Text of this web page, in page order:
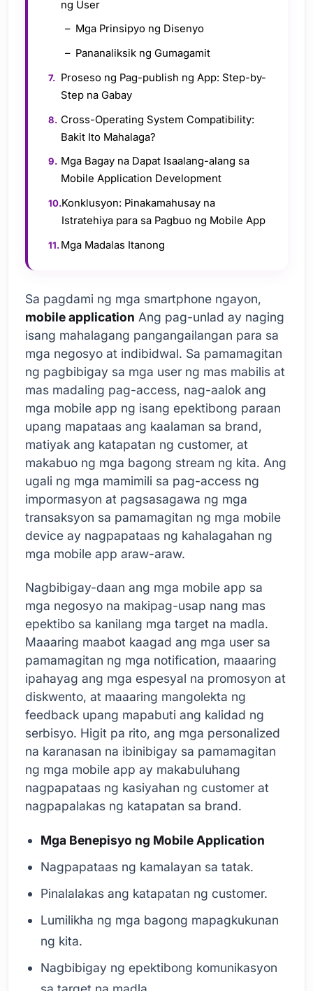
ng User
Mga Prinsipyo ng Disenyo
Pananaliksik ng Gumagamit
Proseso ng Pag-publish ng App: Step-by-
Step na Gabay
Cross-Operating System Compatibility:
Bakit Ito Mahalaga?
Mga Bagay na Dapat Isaalang-alang sa
Mobile Application Development
Konklusyon: Pinakamahusay na
Istratehiya para sa Pagbuo ng Mobile App
Mga Madalas Itanong
Sa pagdami ng mga smartphone ngayon,
mobile application Ang pag-unlad ay naging
isang mahalagang pangangailangan para sa
mga negosyo at indibidwal. Sa pamamagitan
ng pagbibigay sa mga user ng mas mabilis at
mas madaling pag-access, nag-aalok ang
mga mobile app ng isang epektibong paraan
upang mapataas ang kaalaman sa brand,
matiyak ang katapatan ng customer, at
makabuo ng mga bagong stream ng kita. Ang
ugali ng mga mamimili sa pag-access ng
impormasyon at pagsasagawa ng mga
transaksyon sa pamamagitan ng mga mobile
device ay nagpapataas ng kahalagahan ng
mga mobile app araw-araw.
Nagbibigay-daan ang mga mobile app sa
mga negosyo na makipag-usap nang mas
epektibo sa kanilang mga target na madla.
Maaaring maabot kaagad ang mga user sa
pamamagitan ng mga notification, maaaring
ipahayag ang mga espesyal na promosyon at
diskwento, at maaaring mangolekta ng
feedback upang mapabuti ang kalidad ng
serbisyo. Higit pa rito, ang mga personalized
na karanasan na ibinibigay sa pamamagitan
ng mga mobile app ay makabuluhang
nagpapataas ng kasiyahan ng customer at
nagpapalakas ng katapatan sa brand.
Mga Benepisyo ng Mobile Application
Nagpapataas ng kamalayan sa tatak.
Pinalalakas ang katapatan ng customer.
Lumilikha ng mga bagong mapagkukunan
ng kita.
Nagbibigay ng epektibong komunikasyon